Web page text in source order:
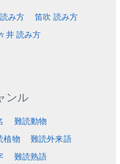
み方
笛吹 読み方
井 読み方
ンル
難読動物
植物
難読外来語
難読熟語